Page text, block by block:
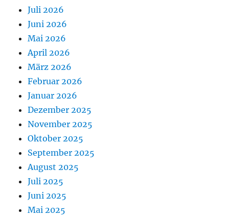
Juli 2026
Juni 2026
Mai 2026
April 2026
März 2026
Februar 2026
Januar 2026
Dezember 2025
November 2025
Oktober 2025
September 2025
August 2025
Juli 2025
Juni 2025
Mai 2025